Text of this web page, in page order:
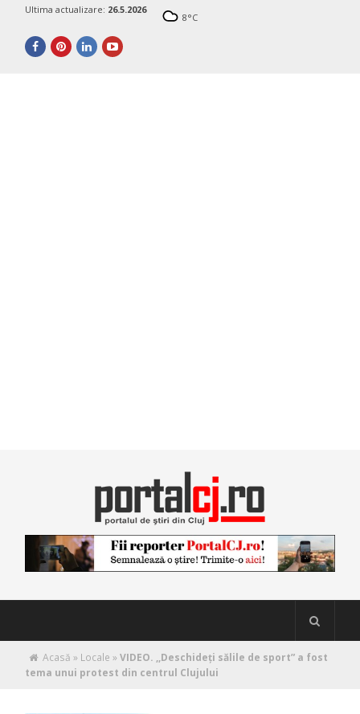
Ultima actualizare: 26.5.2026
8°C
Acasă » Locale »VIDEO. ,,Deschideți sălile de sport” a fost
tema unui protest din centrul Clujului